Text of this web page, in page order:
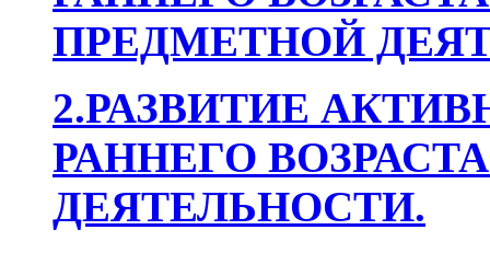
ПРЕДМЕТНОЙ
2.РАЗВИТИЕ
РАННЕГО
ДЕЯТЕЛЬНОСТИ.